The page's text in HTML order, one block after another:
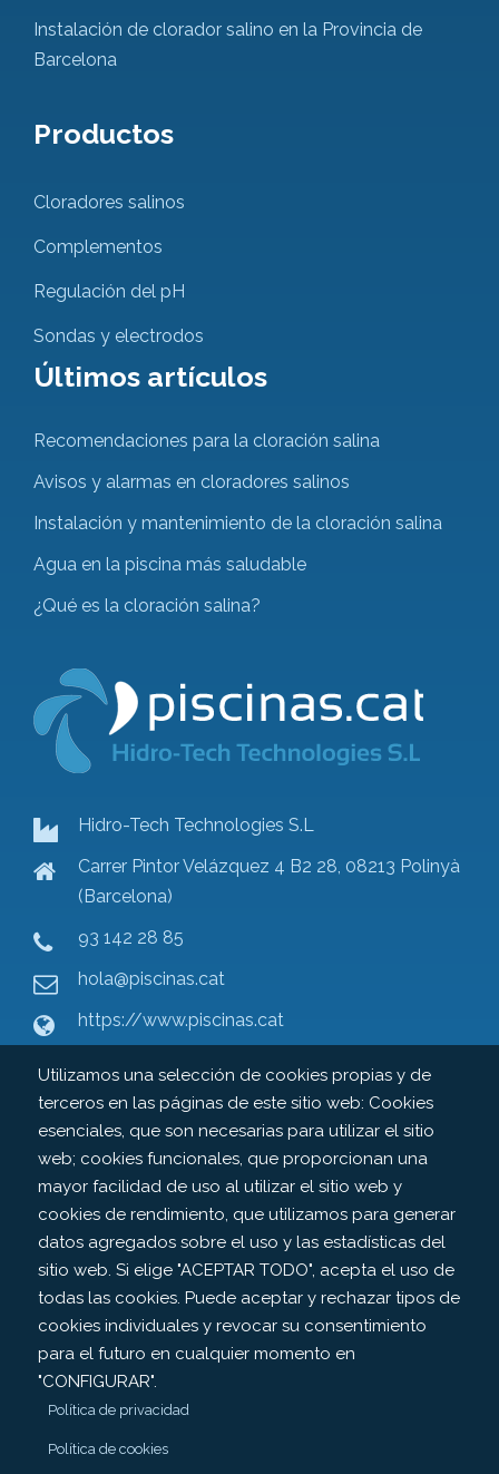
Instalación de clorador salino en la Provincia de
Barcelona
Productos
Cloradores salinos
Complementos
Regulación del pH
Sondas y electrodos
Últimos artículos
Recomendaciones para la cloración salina
Avisos y alarmas en cloradores salinos
Instalación y mantenimiento de la cloración salina
Agua en la piscina más saludable
¿Qué es la cloración salina?
Hidro-Tech Technologies S.L
Carrer Pintor Velázquez 4 B2 28, 08213 Polinyà
(Barcelona)
93 142 28 85
hola@piscinas.cat
https://www.piscinas.cat
Contacto
Utilizamos una selección de cookies propias y de
terceros en las páginas de este sitio web: Cookies
esenciales, que son necesarias para utilizar el sitio
web; cookies funcionales, que proporcionan una
mayor facilidad de uso al utilizar el sitio web y
cookies de rendimiento, que utilizamos para generar
datos agregados sobre el uso y las estadísticas del
sitio web. Si elige "ACEPTAR TODO", acepta el uso de
todas las cookies. Puede aceptar y rechazar tipos de
cookies individuales y revocar su consentimiento
para el futuro en cualquier momento en
"CONFIGURAR".
Política de privacidad
Política de cookies
Legal
Aviso legal Política de cookies
Política de privacidad
©Copyright 2022. Todos los derechos reservados.
with
byPiscinas.cat